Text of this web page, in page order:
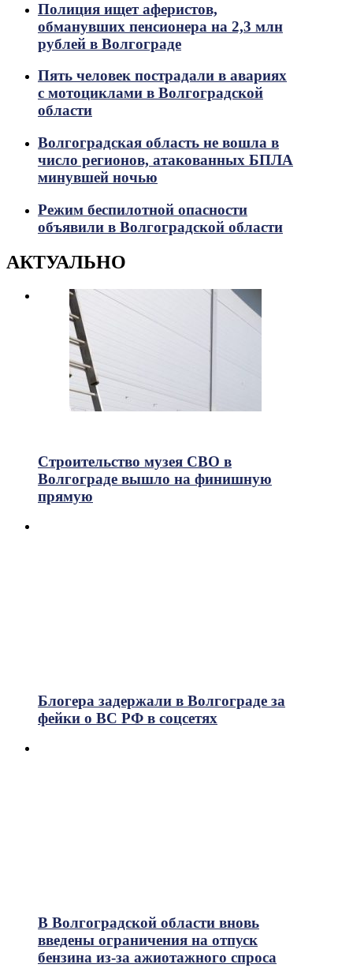
Полиция ищет аферистов,
обманувших пенсионера на 2,3 млн
рублей в Волгограде
Пять человек пострадали в авариях
с мотоциклами в Волгоградской
области
Волгоградская область не вошла в
число регионов, атакованных БПЛА
минувшей ночью
Режим беспилотной опасности
объявили в Волгоградской области
АКТУАЛЬНО
Строительство музея СВО в
Волгограде вышло на финишную
прямую
Блогера задержали в Волгограде за
фейки о ВС РФ в соцсетях
В Волгоградской области вновь
введены ограничения на отпуск
бензина из-за ажиотажного спроса